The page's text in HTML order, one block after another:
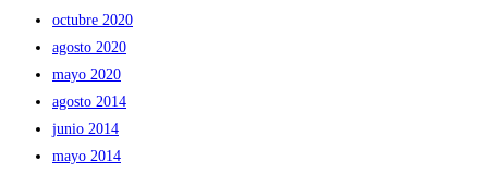
octubre 2020
agosto 2020
mayo 2020
agosto 2014
junio 2014
mayo 2014